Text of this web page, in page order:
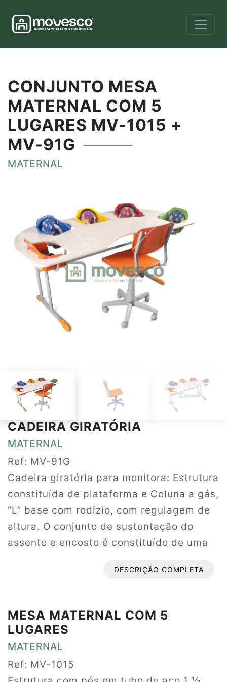
CONJUNTO MESA
MATERNAL COM 5
LUGARES MV-1015 +
MV-91G
MATERNAL
CADEIRA GIRATÓRIA
MATERNAL
Ref: MV-91G
Cadeira giratória para monitora: Estrutura
constituída de plataforma e Coluna a gás,
“L” base com rodízio, com regulagem de
altura. O conjunto de sustentação do
assento e encosto é constituído de uma
formato de “L” fixados ao mecanismo por
respectivas porcas, com fechamento em
ponteira plástica 20x20 com pino na
mesma cor do assento/encosto. O
DESCRIÇÃO COMPLETA
MESA MATERNAL COM 5
LUGARES
MATERNAL
Ref: MV-1015